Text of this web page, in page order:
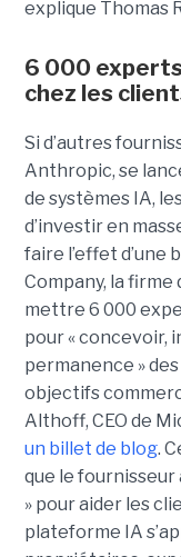
explique Thomas
6 000
chez les
Si d’autres
Anthropic, se
de systèmes IA,
d’investir en
faire l’effet d’une
Company, la
mettre 6 000
pour « concevoir,
permanence »
objectifs
Althoff, CEO de
un billet de blog.
que le
» pour aider les
plateforme IA